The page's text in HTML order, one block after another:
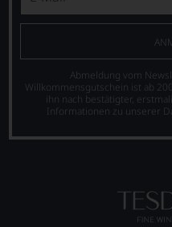
Abmeldung vom
Willkommensgutschein ist ab
ihn nach bestätigter,
Informationen zu unserer